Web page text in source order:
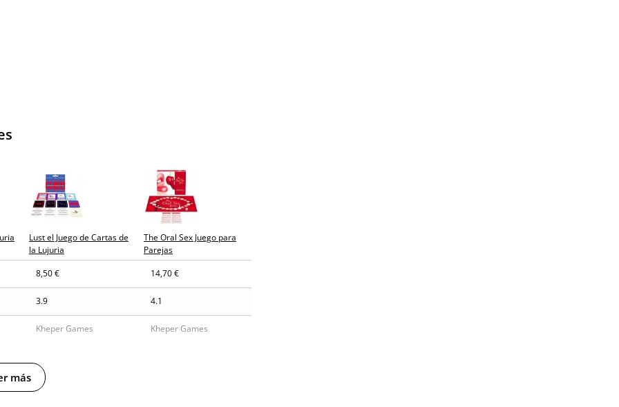
Lust el Juego de Cartas de
la Lujuria
The Oral Sex Juego para
Parejas
8,50 € 14,70 €
3.9 4.1
Kheper Games Kheper Games
más